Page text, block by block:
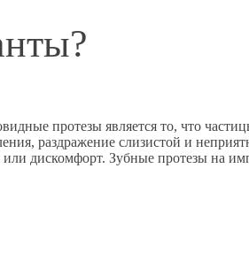
протезы является то, что
раздражение слизистой и
дискомфорт. Зубные протезы на